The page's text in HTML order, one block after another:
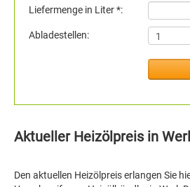
Liefermenge in Liter *:
Abladestellen:
Aktueller Heizölpreis in Werl
Den aktuellen Heizölpreis erlangen Sie